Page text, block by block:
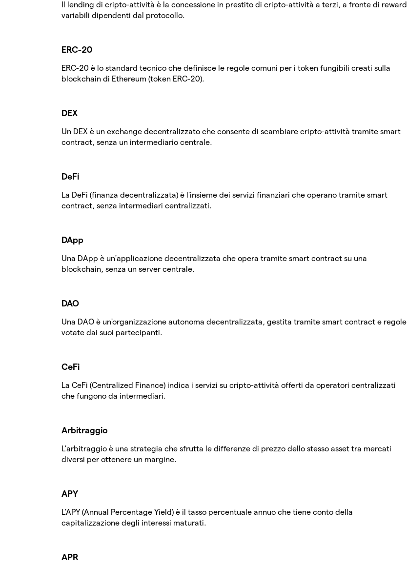
Il lending di cripto-attività è la concessione in prestito di cripto-attività a terzi, a fronte di reward
variabili dipendenti dal protocollo.
ERC-20
ERC-20 è lo standard tecnico che definisce le regole comuni per i token fungibili creati sulla
blockchain di Ethereum (token ERC-20).
DEX
Un DEX è un exchange decentralizzato che consente di scambiare cripto-attività tramite smart
contract, senza un intermediario centrale.
DeFi
La DeFi (finanza decentralizzata) è l'insieme dei servizi finanziari che operano tramite smart
contract, senza intermediari centralizzati.
DApp
Una DApp è un'applicazione decentralizzata che opera tramite smart contract su una
blockchain, senza un server centrale.
DAO
Una DAO è un'organizzazione autonoma decentralizzata, gestita tramite smart contract e regole
votate dai suoi partecipanti.
CeFi
La CeFi (Centralized Finance) indica i servizi su cripto-attività offerti da operatori centralizzati
che fungono da intermediari.
Arbitraggio
L'arbitraggio è una strategia che sfrutta le differenze di prezzo dello stesso asset tra mercati
diversi per ottenere un margine.
APY
L'APY (Annual Percentage Yield) è il tasso percentuale annuo che tiene conto della
capitalizzazione degli interessi maturati.
APR